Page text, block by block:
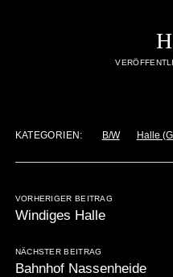
KATEGORIEN: B/W Halle
VORHERIGER BEITRAG
Windiges Halle
NÄCHSTER BEITRAG
Bahnhof Nassenheide